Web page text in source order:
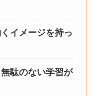
イメージを持っ
駄のない学習が